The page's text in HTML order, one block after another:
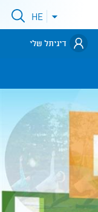
פתיחתHE
דיגיתל שלי